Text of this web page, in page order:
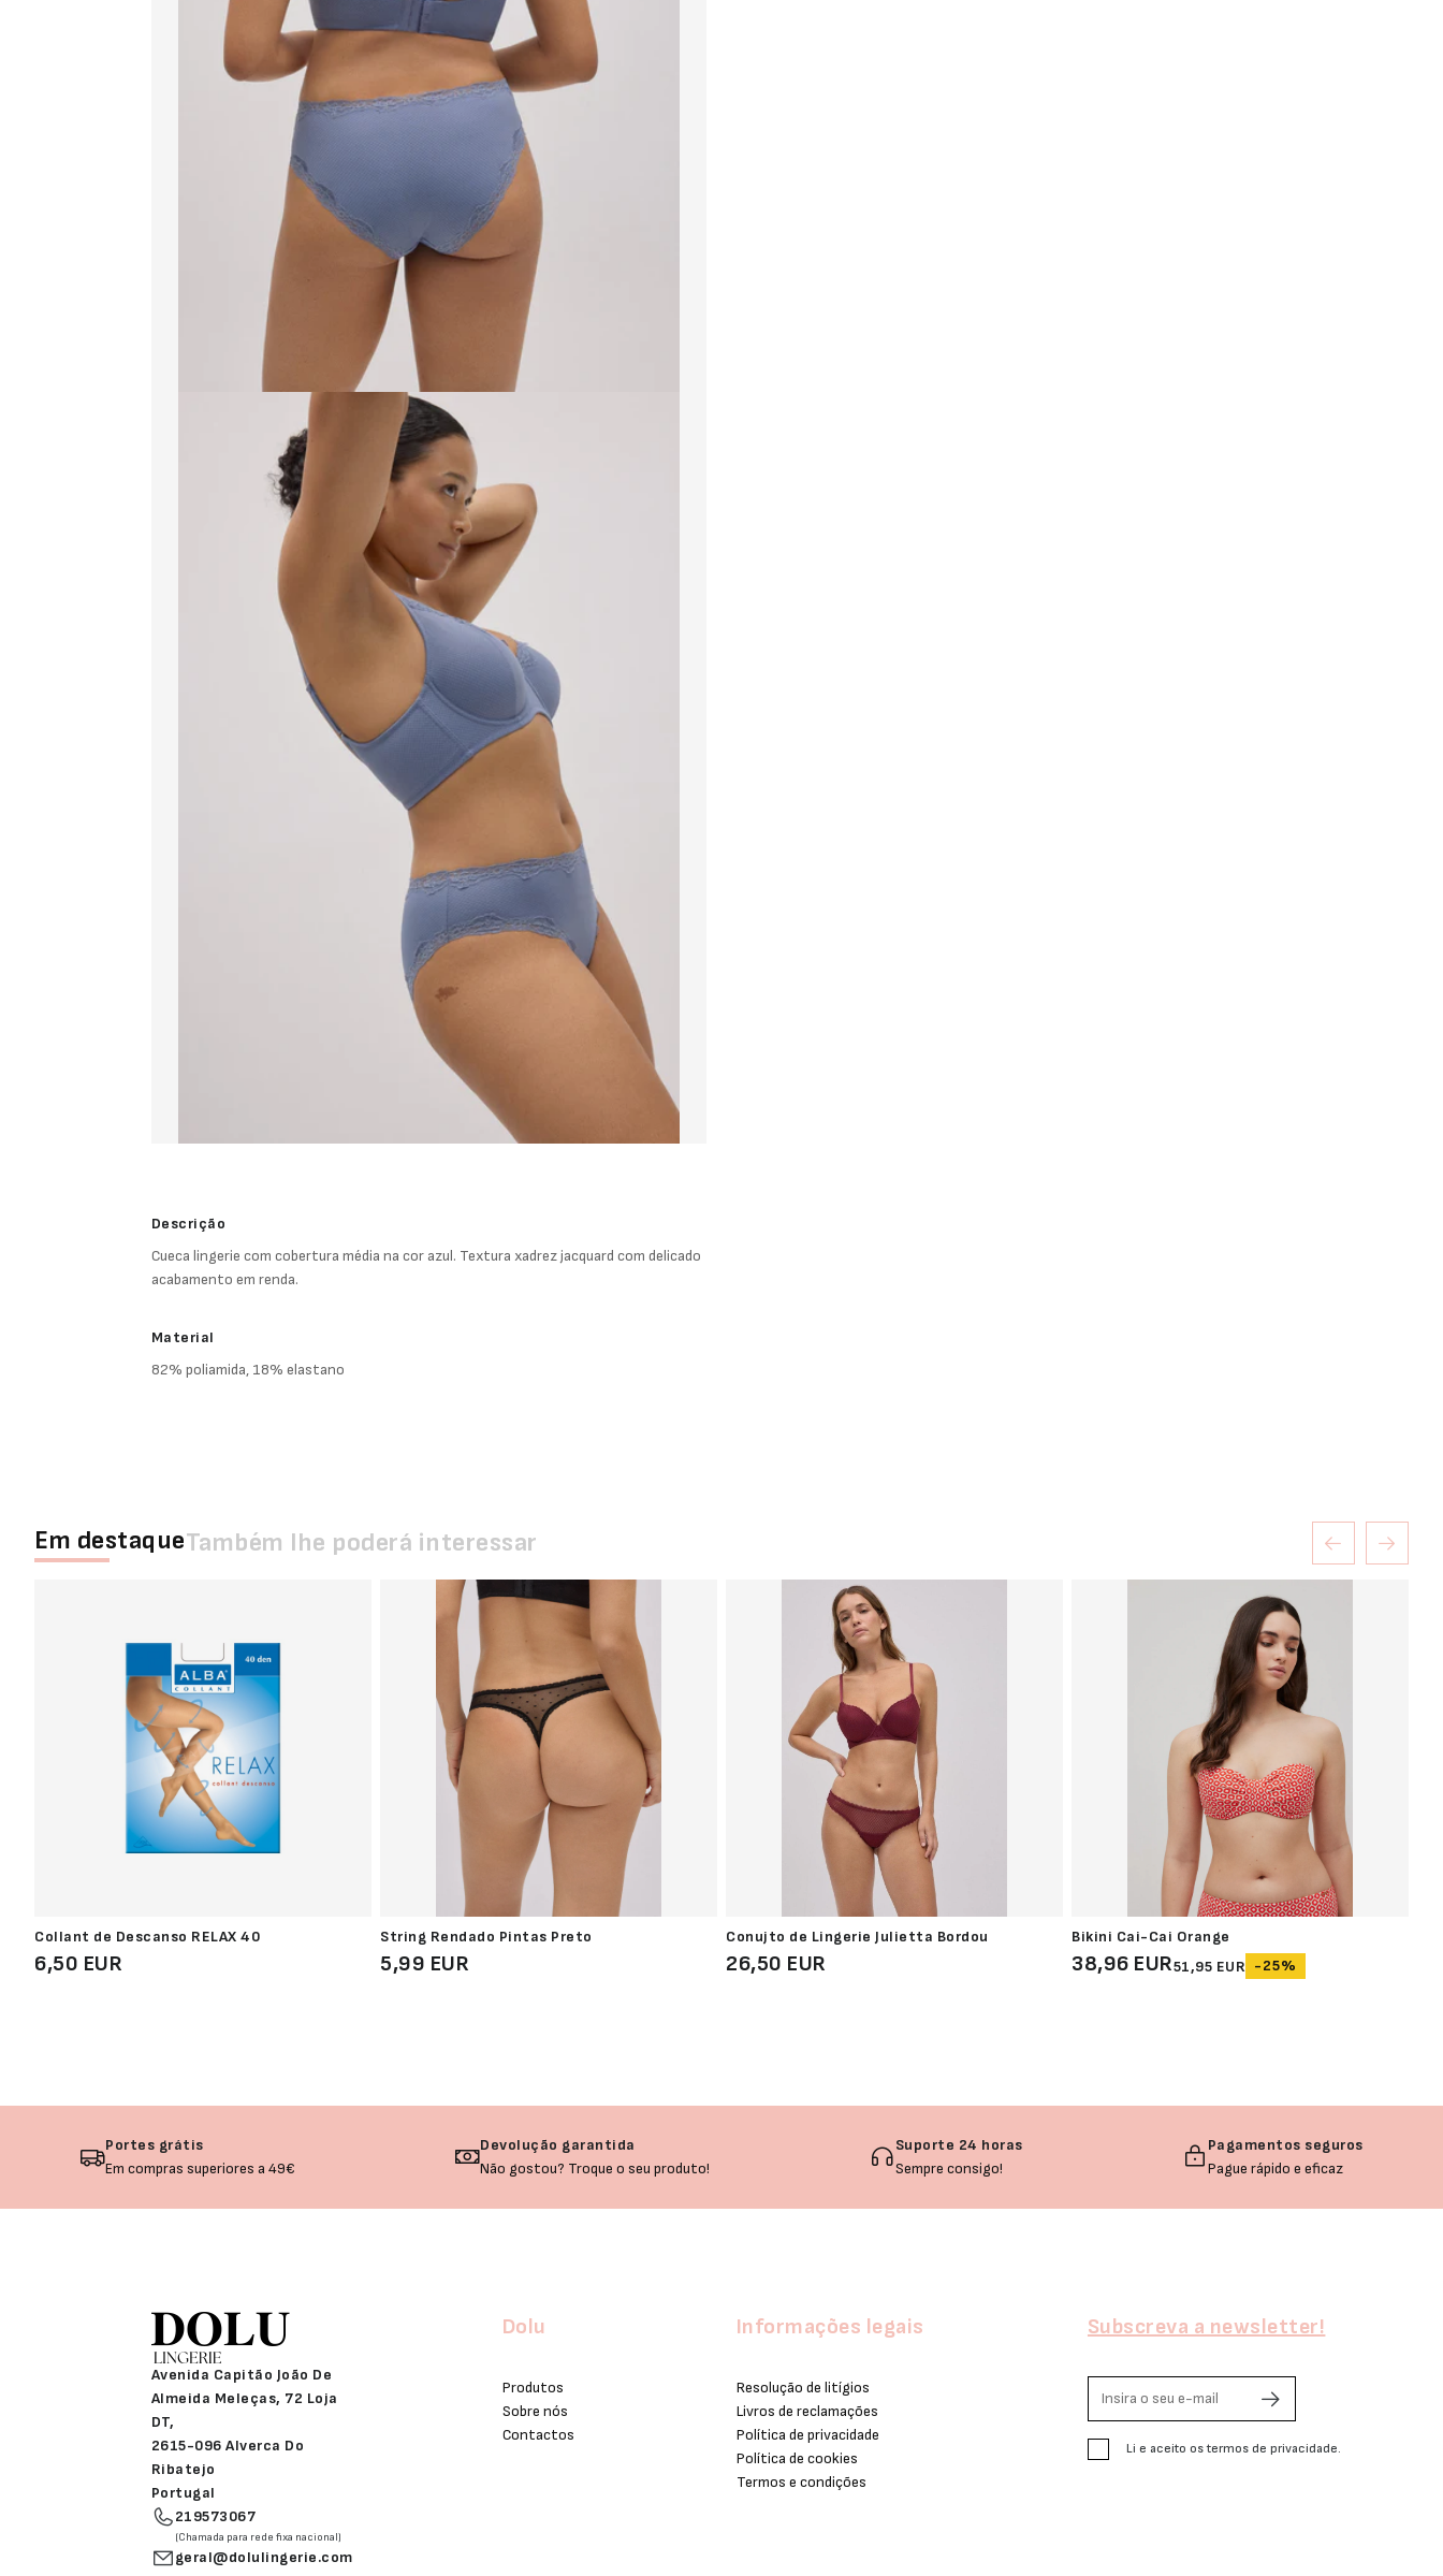
Descrição
Cueca lingerie com cobertura média na cor azul. Textura xadrez jacquard com delicado
acabamento em renda.
Material
82% poliamida, 18% elastano
Em destaqueTambém lhe poderá interessar
Collant de Descanso RELAX 40
6,50 EUR
String Rendado Pintas Preto
5,99 EUR
Conujto de Lingerie Julietta Bordou
26,50 EUR
Bikini Cai-Cai Orange
38,96 EUR51,95 EUR -25%
Portes grátis
Em compras superiores a 49€
Devolução garantida
Não gostou? Troque o seu produto!
Suporte 24 horas
Sempre consigo!
Pagamentos seguros
Pague rápido e eficaz
Avenida Capitão João De
Almeida Meleças, 72 Loja
DT,
2615-096 Alverca Do
Ribatejo
Portugal
219573067
(Chamada para rede fixa nacional)
geral@dolulingerie.com
Dolu
Produtos
Sobre nós
Contactos
Informações legais
Resolução de litígios
Livros de reclamações
Política de privacidade
Política de cookies
Termos e condições
Subscreva a newsletter!
Li e aceito os termos de privacidade.